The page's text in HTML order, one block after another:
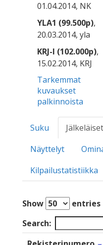
01.04.2014, NK
YLA1 (99.500p),
20.03.2014, yla
KRJ-I (102.000p),
15.02.2014, KRJ
Tarkemmat
kuvaukset
palkinnoista
Suku Jälkeläiset
Näyttelyt
Kilpailustatistiikka
Show
entries
Search: